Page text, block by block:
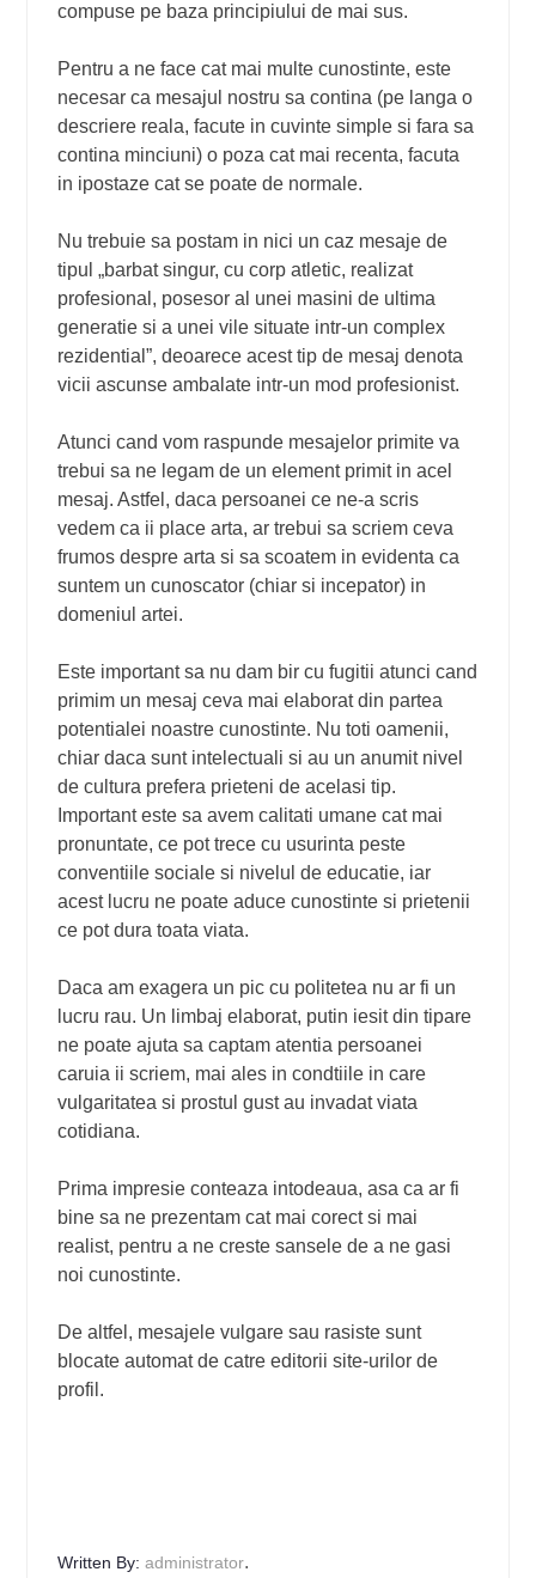
compuse pe baza principiului de mai sus.
Pentru a ne face cat mai multe cunostinte, este
necesar ca mesajul nostru sa contina (pe langa o
descriere reala, facute in cuvinte simple si fara sa
contina minciuni) o poza cat mai recenta, facuta
in ipostaze cat se poate de normale.
Nu trebuie sa postam in nici un caz mesaje de
tipul „barbat singur, cu corp atletic, realizat
profesional, posesor al unei masini de ultima
generatie si a unei vile situate intr-un complex
rezidential”, deoarece acest tip de mesaj denota
vicii ascunse ambalate intr-un mod profesionist.
Atunci cand vom raspunde mesajelor primite va
trebui sa ne legam de un element primit in acel
mesaj. Astfel, daca persoanei ce ne-a scris
vedem ca ii place arta, ar trebui sa scriem ceva
frumos despre arta si sa scoatem in evidenta ca
suntem un cunoscator (chiar si incepator) in
domeniul artei.
Este important sa nu dam bir cu fugitii atunci cand
primim un mesaj ceva mai elaborat din partea
potentialei noastre cunostinte. Nu toti oamenii,
chiar daca sunt intelectuali si au un anumit nivel
de cultura prefera prieteni de acelasi tip.
Important este sa avem calitati umane cat mai
pronuntate, ce pot trece cu usurinta peste
conventiile sociale si nivelul de educatie, iar
acest lucru ne poate aduce cunostinte si prietenii
ce pot dura toata viata.
Daca am exagera un pic cu politetea nu ar fi un
lucru rau. Un limbaj elaborat, putin iesit din tipare
ne poate ajuta sa captam atentia persoanei
caruia ii scriem, mai ales in condtiile in care
vulgaritatea si prostul gust au invadat viata
cotidiana.
Prima impresie conteaza intodeaua, asa ca ar fi
bine sa ne prezentam cat mai corect si mai
realist, pentru a ne creste sansele de a ne gasi
noi cunostinte.
De altfel, mesajele vulgare sau rasiste sunt
blocate automat de catre editorii site-urilor de
profil.
Written By:administrator.